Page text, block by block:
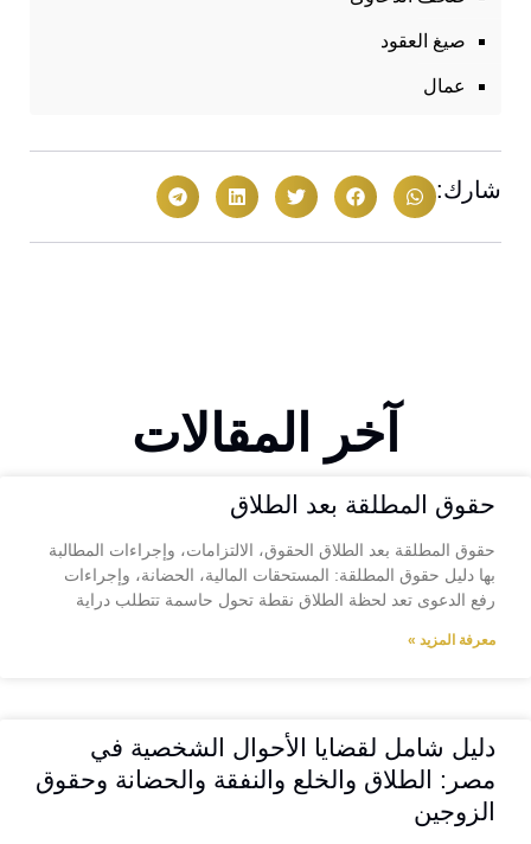
صيغ العقود
عمال
شارك:
آخر المقالات
حقوق المطلقة بعد الطلاق
حقوق المطلقة بعد الطلاق الحقوق، الالتزامات، وإجراءات المطالبة
بها دليل حقوق المطلقة: المستحقات المالية، الحضانة، وإجراءات
رفع الدعوى تعد لحظة الطلاق نقطة تحول حاسمة تتطلب دراية
معرفة المزيد »
دليل شامل لقضايا الأحوال الشخصية في
مصر: الطلاق والخلع والنفقة والحضانة وحقوق
الزوجين